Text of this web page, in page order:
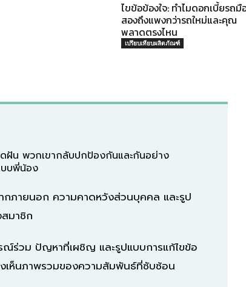
ไขข้อข้องใจ: ทำไมดอกเบี้ยรถมื
สองถึงแพงกว่ารถใหม่และคุณ
พลาดตรงไหน
เปรียบเทียบผลิตภัณฑ์
ดฝัน พวกเขากลับปกป้องกันและกันอย่าง
บบพี่น้อง
ภายนอก ความคาดหวังส่วนบุคคล และรูป
มาชิก
วม ปัญหาที่เผชิญ และรูปแบบการแก้ไขข้อ
งเห็นภาพรวมของความสัมพันธ์ที่ซับซ้อน